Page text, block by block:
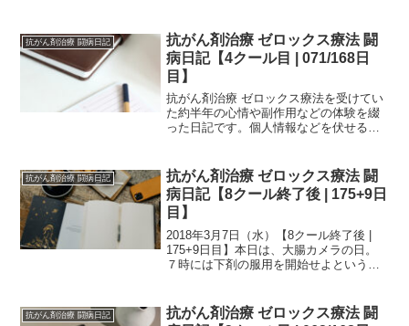
す。治療中の方は、どの時期でどのよう
な副作用が生じるか参考...
抗がん剤治療 闘病日記
抗がん剤治療 ゼロックス療法 闘
病日記【4クール目 | 071/168日
目】
抗がん剤治療 ゼロックス療法を受けてい
た約半年の心情や副作用などの体験を綴
った日記です。個人情報などを伏せるた
す。治療中の方は、どの時期でどのよう
な副作用が生じるか参考...
抗がん剤治療 闘病日記
抗がん剤治療 ゼロックス療法 闘
病日記【8クール終了後 | 175+9日
目】
2018年3月7日（水）【8クール終了後 |
175+9日目】本日は、大腸カメラの日。
７時には下剤の服用を開始せよというの
で尚更マズイ。まず2L作って、10分おき
に...
抗がん剤治療 闘病日記
抗がん剤治療 ゼロックス療法 闘